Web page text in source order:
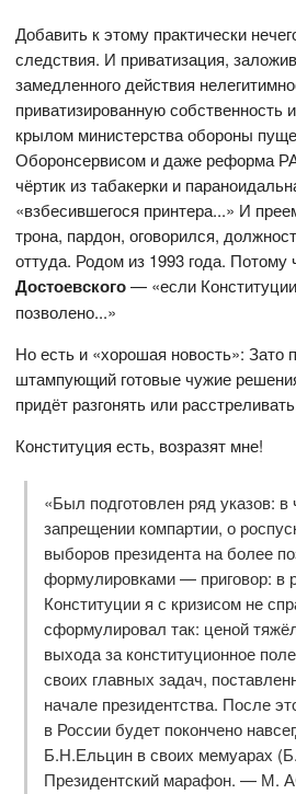
Добавить к этому практически
следствия. И приватизация,
замедленного действия
приватизированную собственность
крылом министерства обороны
Оборонсервисом и даже реформа
чёртик из табакерки и
«взбесившегося принтера...» И
трона, пардон, оговорился,
оттуда. Родом из 1993 года. Потому
Достоевского— «если
позволено...»
Но есть и «хорошая новость»: Зато
штампующий готовые чужие
придёт разгонять или
Конституция есть, возразят мне!
«Был подготовлен ряд указов: в
запрещении компартии, о
выборов президента на более
формулировками — приговор: в
Конституции я с кризисом не
сформулировал так: ценой
выхода за конституционное
своих главных задач,
начале президентства. После
в России будет покончено
Б.Н.Ельцин в своих мемуарах
Президентский марафон. — М.